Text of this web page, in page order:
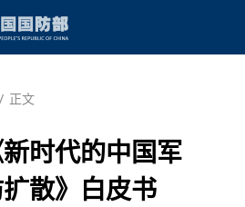
/ 正文
时代的中国军
散》白皮书